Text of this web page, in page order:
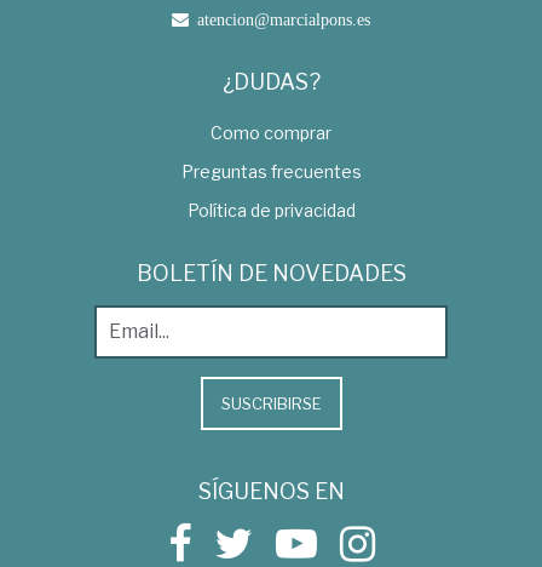
atencion@marcialpons.es
¿DUDAS?
Como comprar
Preguntas frecuentes
Política de privacidad
BOLETÍN DE NOVEDADES
SUSCRIBIRSE
SÍGUENOS EN